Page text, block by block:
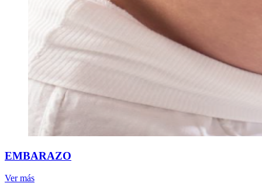
EMBARAZO
Ver más